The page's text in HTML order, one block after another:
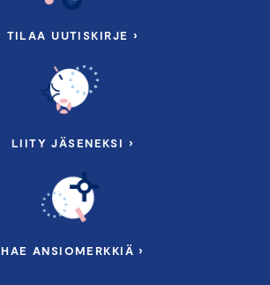
TILAA UUTISKIRJE ›
LIITY JÄSENEKSI ›
HAE ANSIOMERKKIÄ ›